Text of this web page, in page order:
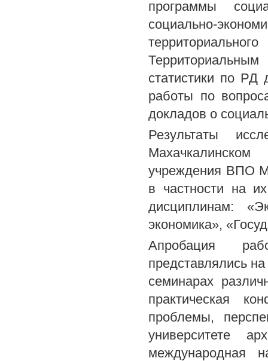
программы
социально-
статистики по РД
работы по
докладов о
Результаты
Махачкалинском
учреждения ВПО
в частности на
дисциплинам:
экономика»,
Апробация
представлялись
семинарах
практическая
проблемы,
университете
международная